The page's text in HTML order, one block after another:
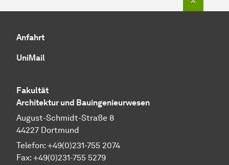
Anfahrt
UniMail
Fakultät
Architektur und Bauingenieurwesen
August-Schmidt-Straße 8
44227 Dortmund
Telefon: +49(0)231-755 2074
Fax: +49(0)231-755 5279